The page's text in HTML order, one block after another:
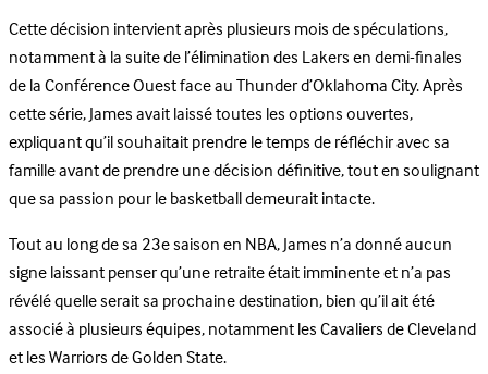
Cette décision intervient après plusieurs mois de spéculations,
notamment à la suite de l’élimination des Lakers en demi-finales
de la Conférence Ouest face au Thunder d’Oklahoma City. Après
cette série, James avait laissé toutes les options ouvertes,
expliquant qu’il souhaitait prendre le temps de réfléchir avec sa
famille avant de prendre une décision définitive, tout en soulignant
que sa passion pour le basketball demeurait intacte.
Tout au long de sa 23e saison en NBA, James n’a donné aucun
signe laissant penser qu’une retraite était imminente et n’a pas
révélé quelle serait sa prochaine destination, bien qu’il ait été
associé à plusieurs équipes, notamment les Cavaliers de Cleveland
et les Warriors de Golden State.